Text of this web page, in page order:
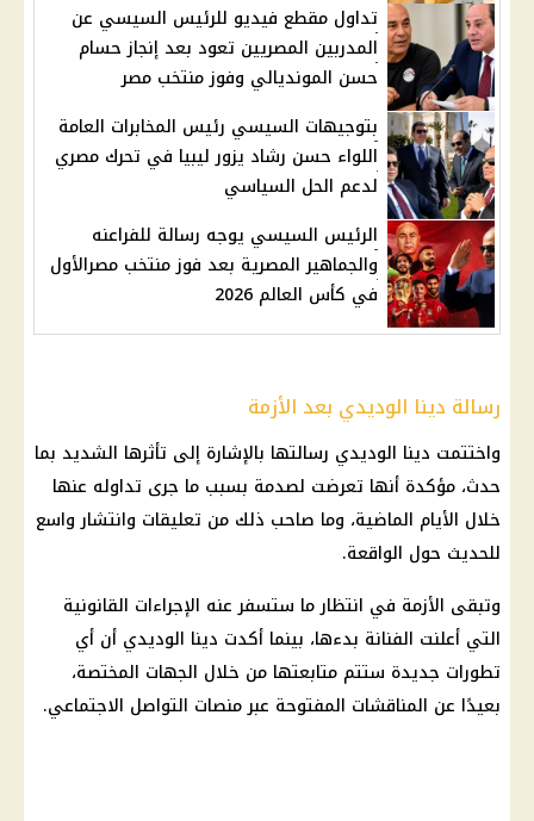
تداول مقطع فيديو للرئيس السيسي عن
المدربين المصريين تعود بعد إنجاز حسام
حسن المونديالي وفوز منتخب مصر
بتوجيهات السيسي رئيس المخابرات العامة
اللواء حسن رشاد يزور ليبيا في تحرك مصري
لدعم الحل السياسي
الرئيس السيسي يوجه رسالة للفراعنه
والجماهير المصرية بعد فوز منتخب مصرالأول
في كأس العالم 2026
رسالة دينا الوديدي بعد الأزمة
واختتمت دينا الوديدي رسالتها بالإشارة إلى تأثرها الشديد بما
حدث، مؤكدة أنها تعرضت لصدمة بسبب ما جرى تداوله عنها
خلال الأيام الماضية، وما صاحب ذلك من تعليقات وانتشار واسع
للحديث حول الواقعة.
وتبقى الأزمة في انتظار ما ستسفر عنه الإجراءات القانونية
التي أعلنت الفنانة بدءها، بينما أكدت دينا الوديدي أن أي
تطورات جديدة ستتم متابعتها من خلال الجهات المختصة،
بعيدًا عن المناقشات المفتوحة عبر منصات التواصل الاجتماعي.